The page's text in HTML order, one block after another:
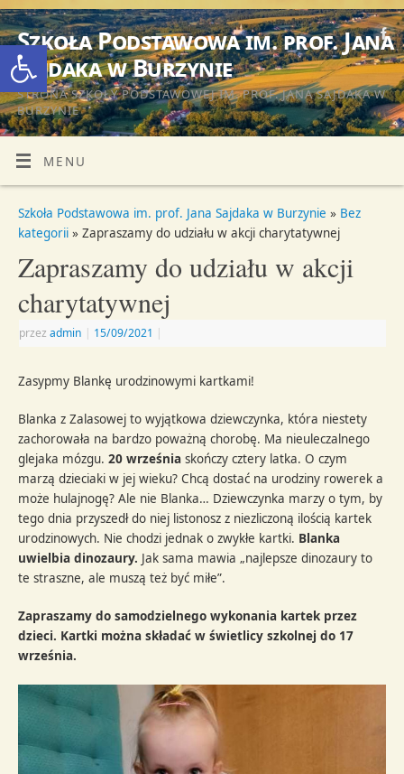
Otwórz pasek narzędzi
Szkoła Podstawowa im. prof. Jana
Sajdaka w Burzynie
STRONA SZKOŁY PODSTAWOWEJ IM. PROF. JANA SAJDAKA W
BURZYNIE
MENU
Szkoła Podstawowa im. prof. Jana Sajdaka w Burzynie » Bez
kategorii » Zapraszamy do udziału w akcji charytatywnej
Zapraszamy do udziału w akcji
charytatywnej
przezadmin | 15/09/2021 |
Zasypmy Blankę urodzinowymi kartkami!
Blanka z Zalasowej to wyjątkowa dziewczynka, która niestety
zachorowała na bardzo poważną chorobę. Ma nieuleczalnego
glejaka mózgu.20 września skończy cztery latka. O czym
marzą dzieciaki w jej wieku? Chcą dostać na urodziny rowerek a
może hulajnogę? Ale nie Blanka… Dziewczynka marzy o tym, by
tego dnia przyszedł do niej listonosz z niezliczoną ilością kartek
urodzinowych. Nie chodzi jednak o zwykłe kartki. Blanka
uwielbia dinozaury. Jak sama mawia „najlepsze dinozaury to
te straszne, ale muszą też być miłe”.
Zapraszamy do samodzielnego wykonania kartek przez
dzieci. Kartki można składać w świetlicy szkolnej do 17
września.